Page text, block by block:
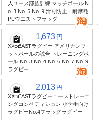
人ユース部族訓練 マッチボール N
o. 3 No. 6 No. 9 滑り防止・耐摩耗
PUウエストフラッグ
1,673 円
XXBEASTラグビー アメリカンフ
ットボールの試合 トレーニングボ
ール No. 3 No. 4 No. 6 No. 7 No. 9
ラグビー
2,013 円
XXBEASTラグビーユーストレーニ
ングコンペティション 小学生向け
ラグビーNo.4フラッグラグビー